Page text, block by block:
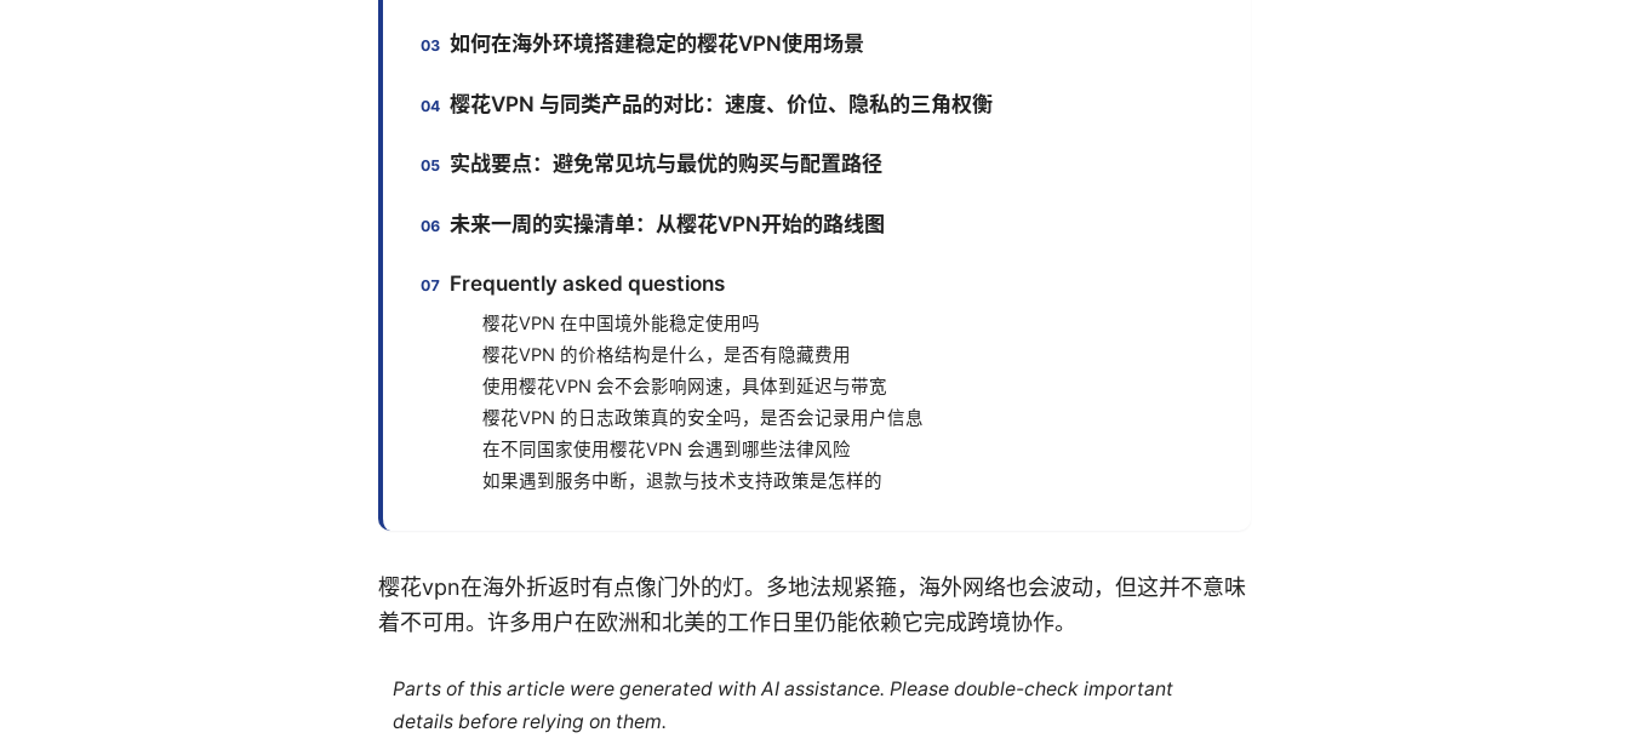
如何在海外环境搭建稳定的樱花VPN使用场景
樱花VPN 与同类产品的对比：速度、价位、隐私的三角权衡
实战要点：避免常见坑与最优的购买与配置路径
未来一周的实操清单：从樱花VPN开始的路线图
Frequently asked questions
樱花VPN 在中国境外能稳定使用吗
樱花VPN 的价格结构是什么，是否有隐藏费用
使用樱花VPN 会不会影响网速，具体到延迟与带宽
樱花VPN 的日志政策真的安全吗，是否会记录用户信息
在不同国家使用樱花VPN 会遇到哪些法律风险
如果遇到服务中断，退款与技术支持政策是怎样的
樱花vpn在海外折返时有点像门外的灯。多地法规紧箍，海外网络也会波动，但这并不意味
着不可用。许多用户在欧洲和北美的工作日里仍能依赖它完成跨境协作。
Parts of this article were generated with AI assistance. Please double-check important
details before relying on them.